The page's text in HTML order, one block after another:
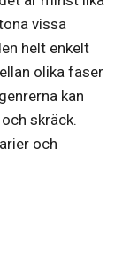
vissa
helt enkelt
olika faser
kan
skräck.
och